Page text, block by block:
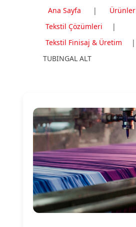
Ana Sayfa | Ürünler
Tekstil Çözümleri
|
Tekstil Finisaj & Üretim
|
TUBINGAL ALT